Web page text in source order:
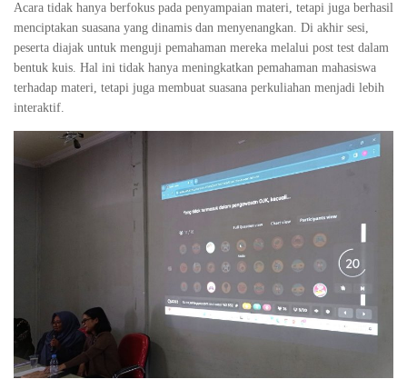
Acara tidak hanya berfokus pada penyampaian materi, tetapi juga berhasil
menciptakan suasana yang dinamis dan menyenangkan. Di akhir sesi,
peserta diajak untuk menguji pemahaman mereka melalui post test dalam
bentuk kuis. Hal ini tidak hanya meningkatkan pemahaman mahasiswa
terhadap materi, tetapi juga membuat suasana perkuliahan menjadi lebih
interaktif.